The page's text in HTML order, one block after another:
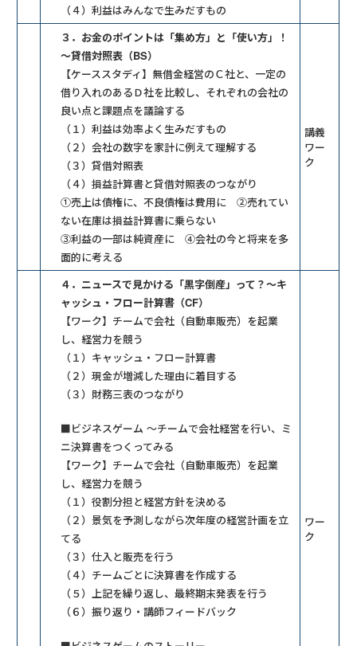
（４）利益はみんなで生みだすもの
３．お金のポイントは「集め方」と「使い方」！
～貸借対照表（BS）
【ケーススタディ】無借金経営のＣ社と、一定の
借り入れのあるＤ社を比較し、それぞれの会社の
良い点と課題点を議論する
（１）利益は効率よく生みだすもの
（２）会社の数字を家計に例えて理解する
（３）貸借対照表
（４）損益計算書と貸借対照表のつながり
①売上は債権に、不良債権は費用に ②売れてい
ない在庫は損益計算書に乗らない
③利益の一部は純資産に ④会社の今と将来を多
面的に考える
講義
ワー
ク
４．ニュースで見かける「黒字倒産」って？～キ
ャッシュ・フロー計算書（CF）
【ワーク】チームで会社（自動車販売）を起業
し、経営力を競う
（１）キャッシュ・フロー計算書
（２）現金が増減した理由に着目する
（３）財務三表のつながり
■ビジネスゲーム ～チームで会社経営を行い、ミ
ニ決算書をつくってみる
【ワーク】チームで会社（自動車販売）を起業
し、経営力を競う
（１）役割分担と経営方針を決める
（２）景気を予測しながら次年度の経営計画を立
てる
（３）仕入と販売を行う
（４）チームごとに決算書を作成する
（５）上記を繰り返し、最終期末発表を行う
（６）振り返り・講師フィードバック
ワー
ク